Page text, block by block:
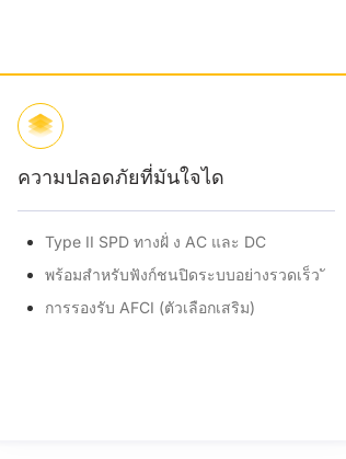
การออกแบบอัจฉริยะ
ขัวต่อการสื่อสารแบบเสียบปลั ้ กแล้วใช ๊
งาน ้
รีเฟรชข้อมูล 10 วนาทีบน ิ SolaXCloud